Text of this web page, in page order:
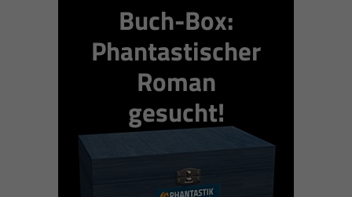
Buch-Box:
Phantastischer
Roman
gesucht!